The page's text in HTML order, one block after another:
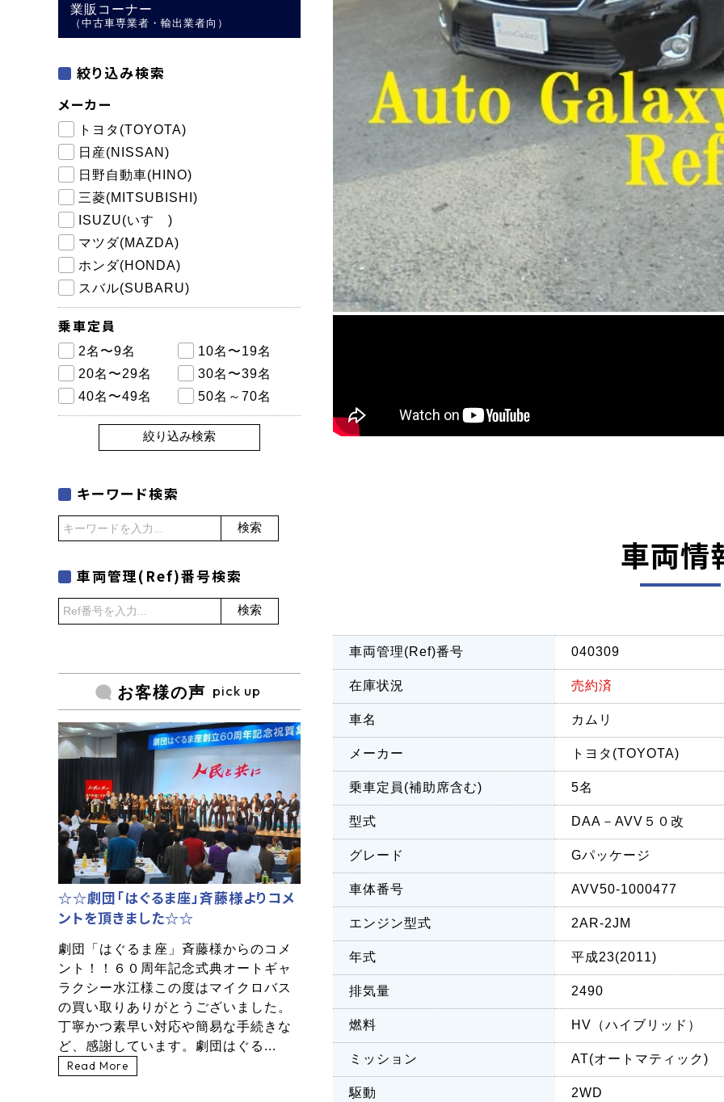
車両情
車両管理(Ref)番号 040309
在庫状況 売約済
車名 カムリ
メーカー トヨタ(TOYOTA)
乗車定員(補助席含む) 5名
型式 DAA－AVV５０改
グレード Gパッケージ
車体番号 AVV50-1000477
エンジン型式 2AR-2JM
年式 平成23(2011)
排気量 2490
燃料 HV（ハイブリッド）
ミッション AT(オートマティック)
駆動 2WD
業販コーナー
（中古車専業者・輸出業者向）
絞り込み検索
メーカー
トヨタ(TOYOTA)
日産(NISSAN)
日野自動車(HINO)
三菱(MITSUBISHI)
ISUZU(いすゞ)
マツダ(MAZDA)
ホンダ(HONDA)
スバル(SUBARU)
乗車定員
2名〜9名
10名〜19名
20名〜29名
30名〜39名
40名〜49名
50名～70名
絞り込み検索
キーワード検索
検索
車両管理(Ref)番号検索
検索
お客様の声 pick up
☆☆劇団「はぐるま座」斉藤様よりコメ
ントを頂きました☆☆
劇団「はぐるま座」斉藤様からのコメ
ント！！６０周年記念式典オートギャ
ラクシー水江様この度はマイクロバス
の買い取りありがとうございました。
丁寧かつ素早い対応や簡易な手続きな
ど、感謝しています。劇団はぐる...
Read More